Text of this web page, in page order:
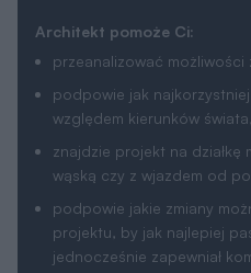
Architekt pomoże Ci:
przeanalizować możliwości
podpowie jak
względem kierunków świata,
znajdzie projekt na działkę
wąską czy z wjazdem od
podpowie jakie zmiany
projektu, by jak najlepiej
jednocześnie zapewniał